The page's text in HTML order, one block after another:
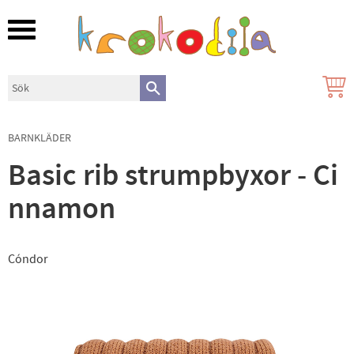
Meny
BARNKLÄDER
Basic rib strumpbyxor - Ci
nnamon
Cóndor